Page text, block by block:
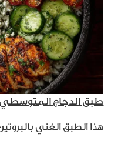
طبق الدجاج المتوسطي
هذا الطبق الغني